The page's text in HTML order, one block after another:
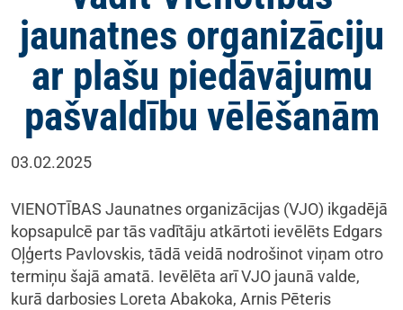
jaunatnes organizāciju
ar plašu piedāvājumu
pašvaldību vēlēšanām
03.02.2025
VIENOTĪBAS Jaunatnes organizācijas (VJO) ikgadējā
kopsapulcē par tās vadītāju atkārtoti ievēlēts Edgars
Oļģerts Pavlovskis, tādā veidā nodrošinot viņam otro
termiņu šajā amatā. Ievēlēta arī VJO jaunā valde,
kurā darbosies Loreta Abakoka, Arnis Pēteris